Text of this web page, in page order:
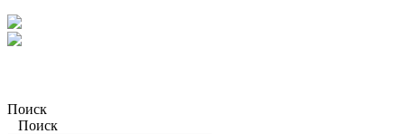
Поиск
Поиск